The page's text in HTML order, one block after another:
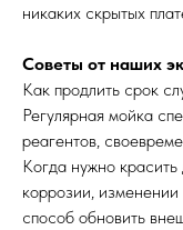
никаких скрытых
Советы от наших
Как продлить срок
Регулярная мойка
реагентов,
Когда нужно
коррозии,
способ обновить